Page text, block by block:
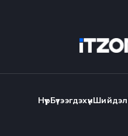
НүүрБүтээгдэхүүнШийдэл